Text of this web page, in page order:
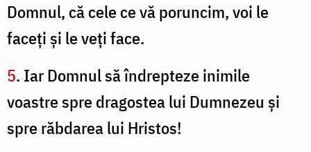
Domnul, că cele ce vă poruncim, voi le
faceţi şi le veţi face.
5. Iar Domnul să îndrepteze inimile
voastre spre dragostea lui Dumnezeu şi
spre răbdarea lui Hristos!